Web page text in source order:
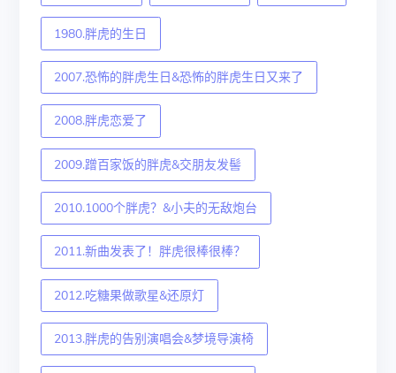
1980.胖虎的生日
2007.恐怖的胖虎生日&恐怖的胖虎生日又来了
2008.胖虎恋爱了
2009.蹭百家饭的胖虎&交朋友发髻
2010.1000个胖虎？&小夫的无敌炮台
2011.新曲发表了！胖虎很棒很棒？
2012.吃糖果做歌星&还原灯
2013.胖虎的告别演唱会&梦境导演椅